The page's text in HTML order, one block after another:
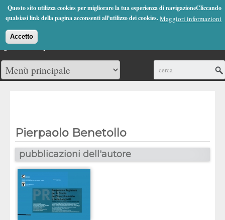
Questo sito utilizza cookies per migliorare la tua esperienza di navigazioneCliccando
qualsiasi link della pagina acconsenti all'utilizzo dei cookies.Maggiori informazioni
Accetto
Jump to Navigation
(0)
Pierpaolo Benetollo
pubblicazioni dell'autore